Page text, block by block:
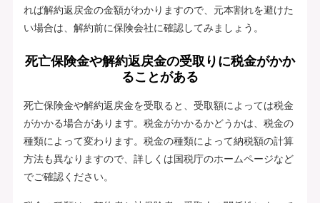
れば解約返戻金の金額がわかりますので、元本割れを避けた
い場合は、解約前に保険会社に確認してみましょう。
死亡保険金や解約返戻金の受取りに税金がかか
ることがある
死亡保険金や解約返戻金を受取ると、受取額によっては税金
がかかる場合があります。税金がかかるかどうかは、税金の
種類によって変わります。税金の種類によって納税額の計算
方法も異なりますので、詳しくは国税庁のホームページなど
でご確認ください。